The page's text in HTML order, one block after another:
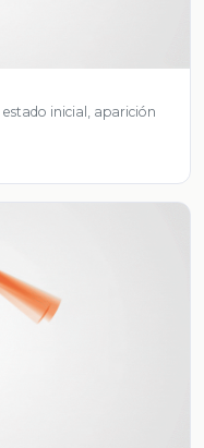
inicial, aparición